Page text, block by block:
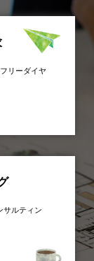
リーダイヤ
サルティン